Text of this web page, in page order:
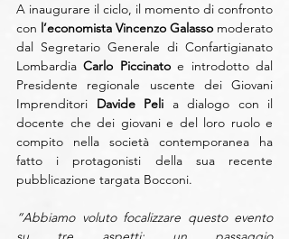
A inaugurare il ciclo, il momento di confronto
con l’economista Vincenzo Galasso moderato
dal Segretario Generale di Confartigianato
Lombardia Carlo Piccinato e introdotto dal
Presidente regionale uscente dei Giovani
Imprenditori Davide Peli a dialogo con il
docente che dei giovani e del loro ruolo e
compito nella società contemporanea ha
fatto i protagonisti della sua recente
pubblicazione targata Bocconi.
“Abbiamo voluto focalizzare questo evento